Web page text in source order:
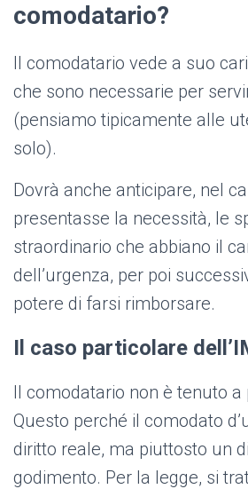
comodatario?
Il comodatario vede a suo
che sono necessarie per
(pensiamo tipicamente alle
solo).
Dovrà anche anticipare, nel
presentasse la necessità, le
straordinario che abbiano il
dell’urgenza, per poi
potere di farsi rimborsare.
Il caso particolare
Il comodatario non è tenuto a
Questo perché il comodato
diritto reale, ma piuttosto un
godimento. Per la legge, si